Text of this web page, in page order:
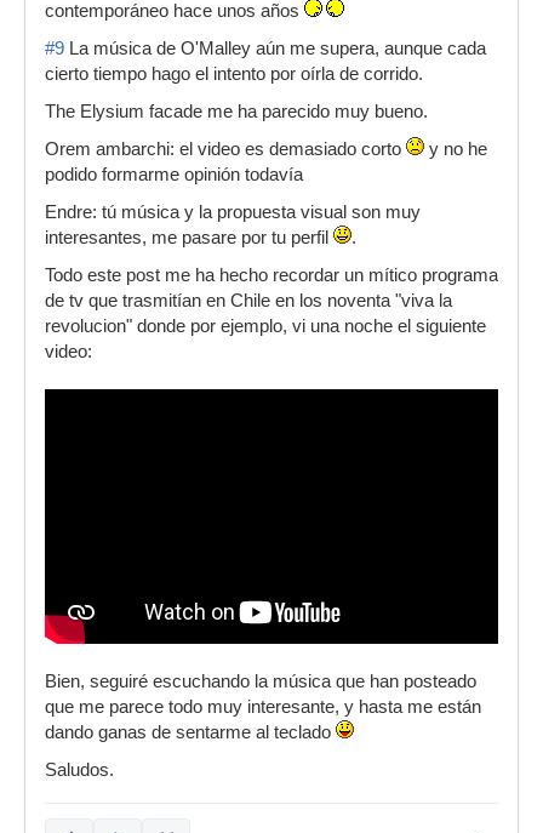
contemporáneo hace unos años
#9 La música de O'Malley aún me supera, aunque cada
cierto tiempo hago el intento por oírla de corrido.
The Elysium facade me ha parecido muy bueno.
Orem ambarchi: el video es demasiado corto
y no he
podido formarme opinión todavía
Endre: tú música y la propuesta visual son muy
interesantes, me pasare por tu perfil
.
Todo este post me ha hecho recordar un mítico programa
de tv que trasmitían en Chile en los noventa "viva la
revolucion" donde por ejemplo, vi una noche el siguiente
video:
Bien, seguiré escuchando la música que han posteado
que me parece todo muy interesante, y hasta me están
dando ganas de sentarme al teclado
Saludos.